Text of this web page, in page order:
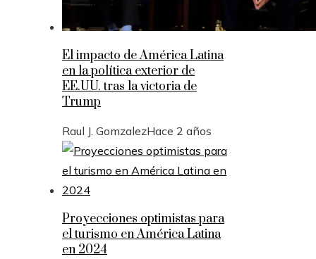
El impacto de América Latina
en la política exterior de
EE.UU. tras la victoria de
Trump
Raul J. GomzalezHace 2 años
Proyecciones optimistas para
el turismo en América Latina
en 2024